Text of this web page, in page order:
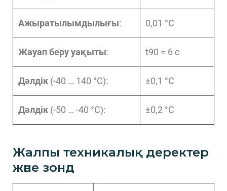
Ажыратылымдылығы: 0,01 °C
Жауап беру уақыты: t90 = 6 с
Дәлдік (-40 … 140 °C): ±0,1 °C
Дәлдік (-50 … -40 °C): ±0,2 °C
Жалпы техникалық деректер
және зонд